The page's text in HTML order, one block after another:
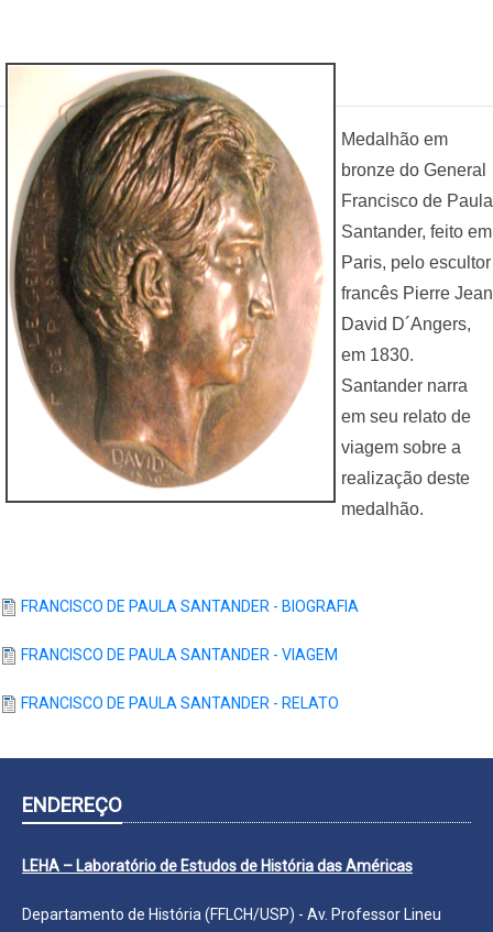
Medalhão em
bronze do General
Francisco de Paula
Santander, feito em
Paris, pelo escultor
francês Pierre Jean
David D´Angers,
em 1830.
Santander narra
em seu relato de
viagem sobre a
realização deste
medalhão.
FRANCISCO DE PAULA SANTANDER - BIOGRAFIA
FRANCISCO DE PAULA SANTANDER - VIAGEM
FRANCISCO DE PAULA SANTANDER - RELATO
ENDEREÇO
LEHA – Laboratório de Estudos de História das Américas
Departamento de História (FFLCH/USP) - Av. Professor Lineu